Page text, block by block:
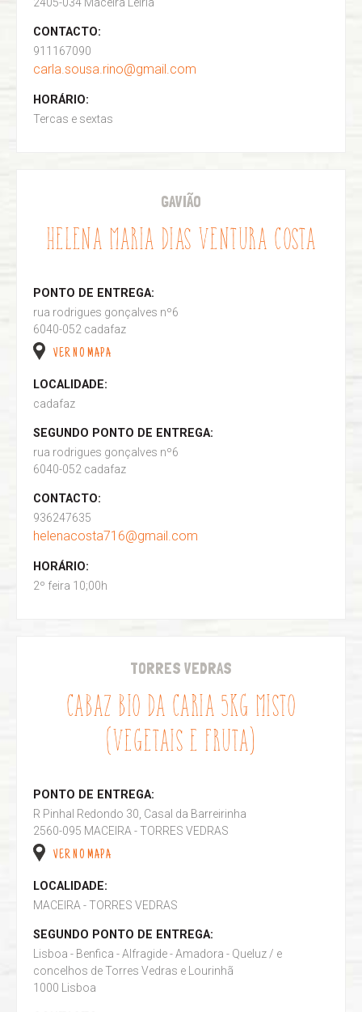
2405-034 Maceira Leiria
CONTACTO:
911167090
carla.sousa.rino@gmail.com
HORÁRIO:
Tercas e sextas
GAVIÃO
HELENA MARIA DIAS VENTURA COSTA
PONTO DE ENTREGA:
rua rodrigues gonçalves nº6
6040-052 cadafaz
VER NO MAPA
LOCALIDADE:
cadafaz
SEGUNDO PONTO DE ENTREGA:
rua rodrigues gonçalves nº6
6040-052 cadafaz
CONTACTO:
936247635
helenacosta716@gmail.com
HORÁRIO:
2º feira 10;00h
TORRES VEDRAS
CABAZ BIO DA CARIA 5KG MISTO
(VEGETAIS E FRUTA)
PONTO DE ENTREGA:
R Pinhal Redondo 30, Casal da Barreirinha
2560-095 MACEIRA - TORRES VEDRAS
VER NO MAPA
LOCALIDADE:
MACEIRA - TORRES VEDRAS
SEGUNDO PONTO DE ENTREGA:
Lisboa - Benfica - Alfragide - Amadora - Queluz / e
concelhos de Torres Vedras e Lourinhã
1000 Lisboa